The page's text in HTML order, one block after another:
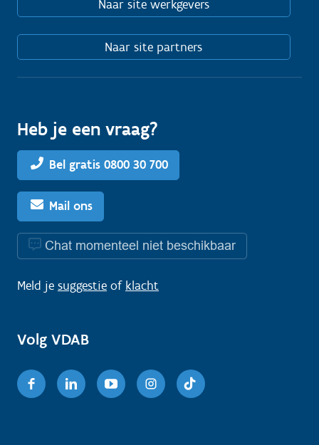
Naar site werkgevers
Naar site partners
Heb je een vraag?
Bel gratis 0800 30 700
Mail ons
Chat momenteel niet beschikbaar
Meld je suggestie of klacht
Volg VDAB
FacebookLinkedinYoutubeInstagram